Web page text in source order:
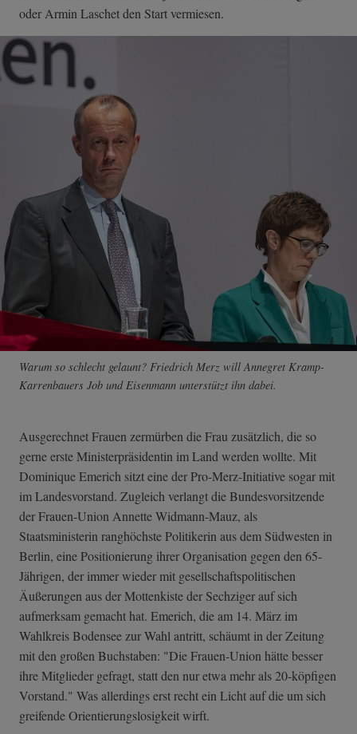
oder Armin Laschet den Start vermiesen.
Warum so schlecht gelaunt? Friedrich Merz will Annegret Kramp-
Karrenbauers Job und Eisenmann unterstützt ihn dabei.
Ausgerechnet Frauen zermürben die Frau zusätzlich, die so
gerne erste Ministerpräsidentin im Land werden wollte. Mit
Dominique Emerich sitzt eine der Pro-Merz-Initiative sogar mit
im Landesvorstand. Zugleich verlangt die Bundesvorsitzende
der Frauen-Union Annette Widmann-Mauz, als
Staatsministerin ranghöchste Politikerin aus dem Südwesten in
Berlin, eine Positionierung ihrer Organisation gegen den 65-
Jährigen, der immer wieder mit gesellschaftspolitischen
Äußerungen aus der Mottenkiste der Sechziger auf sich
aufmerksam gemacht hat. Emerich, die am 14. März im
Wahlkreis Bodensee zur Wahl antritt, schäumt in der Zeitung
mit den großen Buchstaben: "Die Frauen-Union hätte besser
ihre Mitglieder gefragt, statt den nur etwa mehr als 20-köpfigen
Vorstand." Was allerdings erst recht ein Licht auf die um sich
greifende Orientierungslosigkeit wirft.